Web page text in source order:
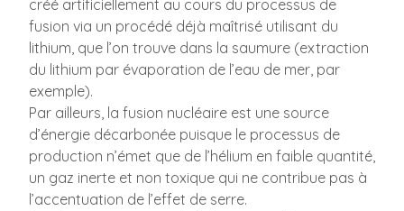
créé artificiellement au cours du processus de
fusion via un procédé déjà maîtrisé utilisant du
lithium, que l’on trouve dans la saumure (extraction
du lithium par évaporation de l’eau de mer, par
exemple).
Par ailleurs, la fusion nucléaire est une source
d’énergie décarbonée puisque le processus de
production n’émet que de l’hélium en faible quantité,
un gaz inerte et non toxique qui ne contribue pas à
l’accentuation de l’effet de serre.